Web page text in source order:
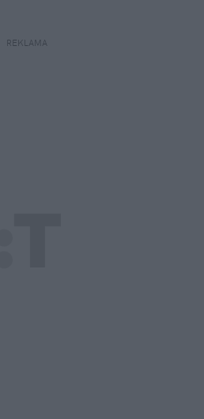
REKLAMA